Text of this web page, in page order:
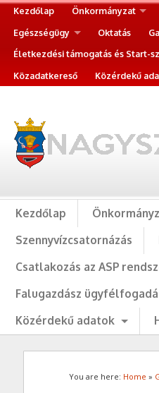
Kezdőlap Önkormányzat
Egészségügy
Oktatás
Életkezdési támogatás és Start-
Közadatkereső
Közérdekű
Kezdőlap
Szennyvízcsatornázás
Csatlakozás az ASP
Falugazdász
Közérdekű adatok
You are here: Home »